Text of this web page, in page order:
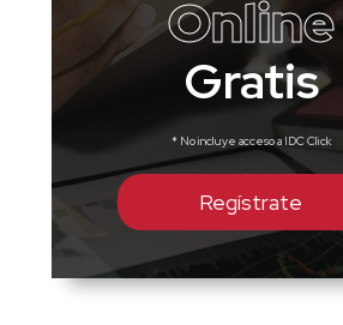
Online
Gratis
* No incluye acceso a IDC Click
Regístrate